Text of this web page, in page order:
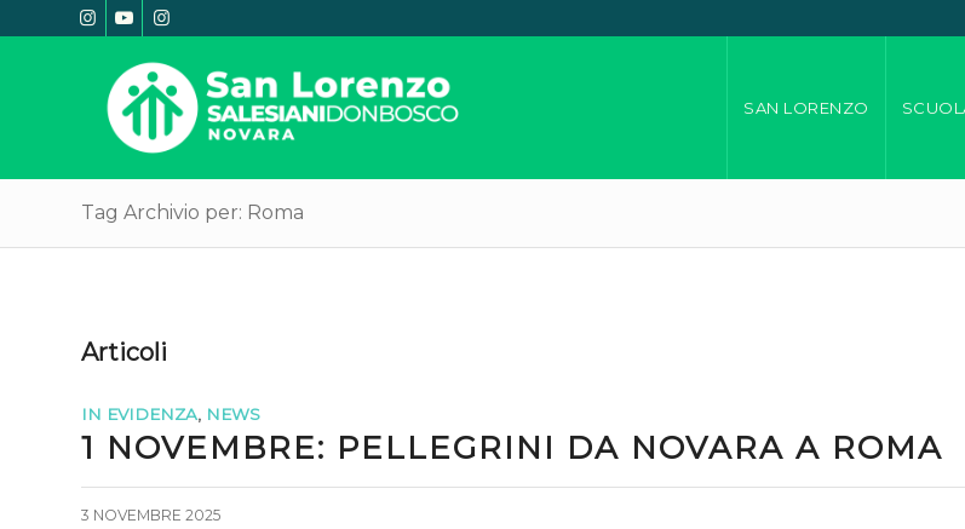
SAN LORENZO
Tag Archivio per: Roma
Articoli
IN EVIDENZA, NEWS
1 NOVEMBRE: PELLEGRINI DA NOVARA A ROMA
3 NOVEMBRE 2025